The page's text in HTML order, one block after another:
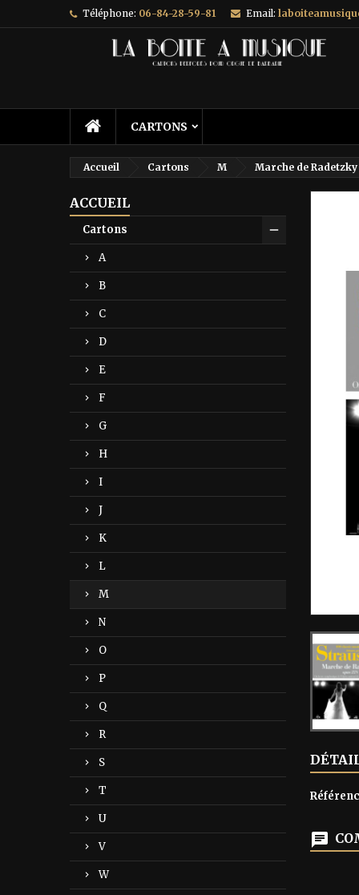
Téléphone: 06-84-28-59-81 Email:
CARTONS
Accueil Cartons M Marche de
ACCUEIL
Cartons
A
B
C
D
E
F
G
H
I
J
K
L
M
N
O
P
Q
R
S
T
U
V
W